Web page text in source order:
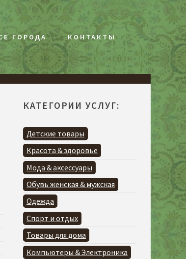
ГОРОДА КОНТАКТЫ
КАТЕГОРИИ УСЛУГ:
Детские товары
Красота & здоровье
Мода & аксессуары
Обувь женская & мужская
Одежда
Спорт и отдых
Товары для дома
Компьютеры & Электроника